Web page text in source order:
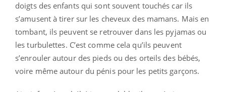
doigts des enfants qui sont souvent touchés car ils
s’amusent à tirer sur les cheveux des mamans. Mais en
tombant, ils peuvent se retrouver dans les pyjamas ou
les turbulettes. C’est comme cela qu’ils peuvent
s’enrouler autour des pieds ou des orteils des bébés,
voire même autour du pénis pour les petits garçons.